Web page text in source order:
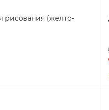
рисования (желто-